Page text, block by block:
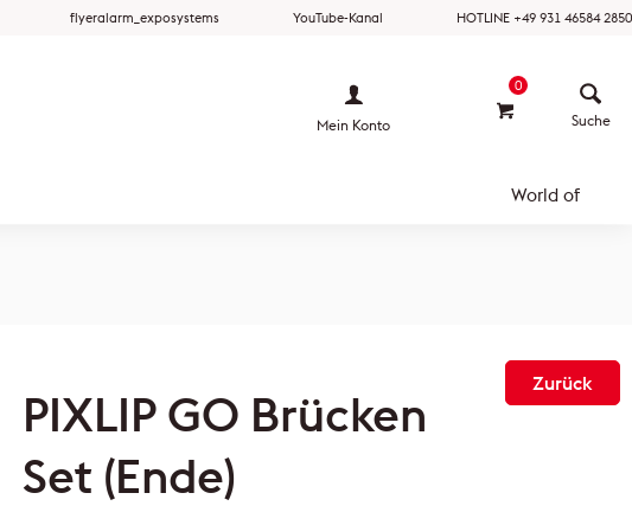
flyeralarm_exposystems YouTube-Kanal HOTLINE +49 931 46584 2850
0
World of
Mein Konto
Zurück
PIXLIP GO Brücken
Set (Ende)